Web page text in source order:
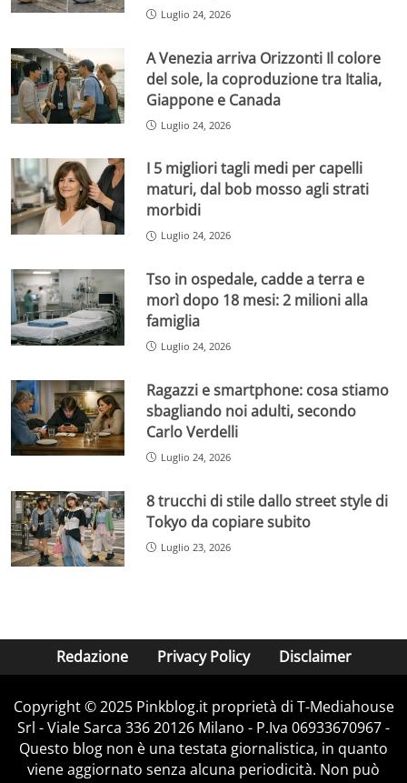
Luglio 24, 2026
A Venezia arriva Orizzonti Il colore
del sole, la coproduzione tra Italia,
Giappone e Canada
Luglio 24, 2026
I 5 migliori tagli medi per capelli
maturi, dal bob mosso agli strati
morbidi
Luglio 24, 2026
Tso in ospedale, cadde a terra e
morì dopo 18 mesi: 2 milioni alla
famiglia
Luglio 24, 2026
Ragazzi e smartphone: cosa stiamo
sbagliando noi adulti, secondo
Carlo Verdelli
Luglio 24, 2026
8 trucchi di stile dallo street style di
Tokyo da copiare subito
Luglio 23, 2026
Redazione Privacy Policy Disclaimer
Copyright © 2025 Pinkblog.it proprietà di T-Mediahouse
Srl - Viale Sarca 336 20126 Milano - P.Iva 06933670967 -
Questo blog non è una testata giornalistica, in quanto
viene aggiornato senza alcuna periodicità. Non può